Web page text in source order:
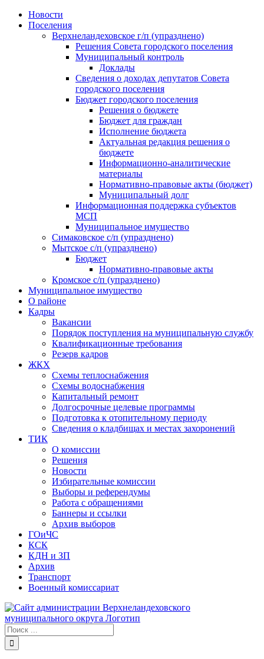
Skip
Новости
Поселения
Верхнеландеховское г/п (упразднено)
Решения Совета городского поселения
Муниципальный контроль
Доклады
Сведения о доходах депутатов Совета
городского поселения
Бюджет городского поселения
Решения о бюджете
Бюджет для граждан
Исполнение бюджета
Актуальная редакция решения о
бюджете
Информационно-аналитические
материалы
Нормативно-правовые акты (бюджет)
Муниципальный долг
Информационная поддержка субъектов
МСП
Муниципальное имущество
Симаковское с/п (упразднено)
Мытское с/п (упразднено)
Бюджет
Нормативно-правовые акты
Кромское с/п (упразднено)
Муниципальное имущество
О районе
Кадры
Вакансии
Порядок поступления на муниципальную службу
Квалификационные требования
Резерв кадров
ЖКХ
Схемы теплоснабжения
Схемы водоснабжения
Капитальный ремонт
Долгосрочные целевые программы
Подготовка к отопительному периоду
Сведения о кладбищах и местах захоронений
ТИК
О комиссии
Решения
Новости
Избирательные комиссии
Выборы и референдумы
Работа с обращениями
Баннеры и ссылки
Архив выборов
ГОиЧС
КСК
КДН и ЗП
Архив
Транспорт
Военный комиссариат
Результат
поиска: